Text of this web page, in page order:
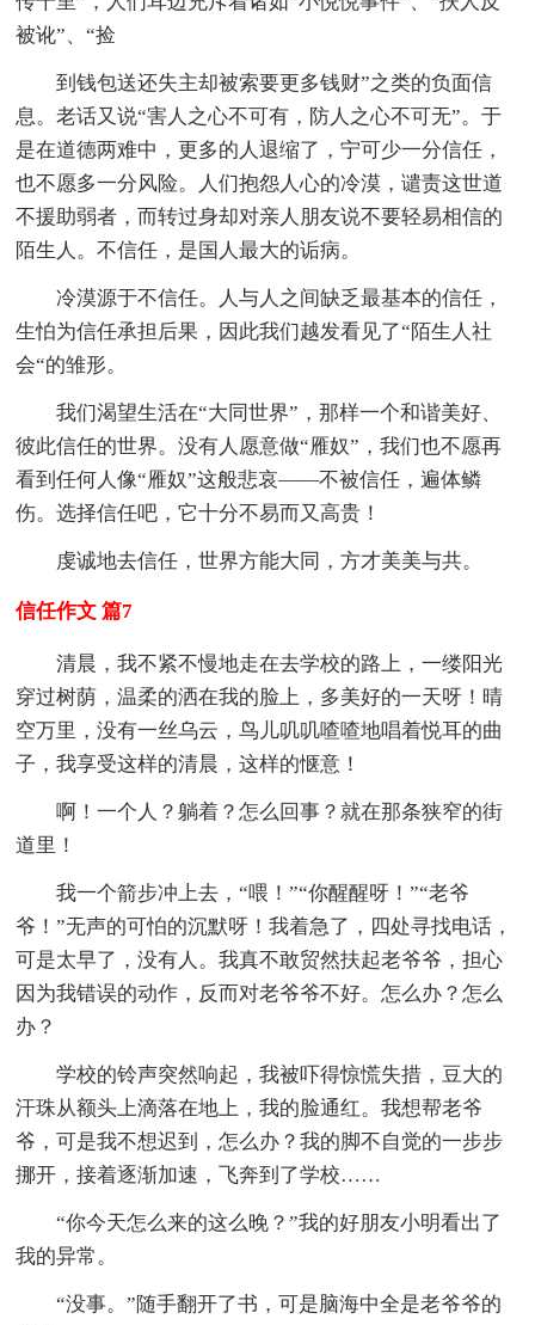
被讹”、“捡
到钱包送还失主却被索要更多钱财”之类的负面信
息。老话又说“害人之心不可有，防人之心不可无”。于
是在道德两难中，更多的人退缩了，宁可少一分信任，
也不愿多一分风险。人们抱怨人心的冷漠，谴责这世道
不援助弱者，而转过身却对亲人朋友说不要轻易相信的
陌生人。不信任，是国人最大的诟病。
冷漠源于不信任。人与人之间缺乏最基本的信任，
生怕为信任承担后果，因此我们越发看见了“陌生人社
会“的雏形。
我们渴望生活在“大同世界”，那样一个和谐美好、
彼此信任的世界。没有人愿意做“雁奴”，我们也不愿再
看到任何人像“雁奴”这般悲哀——不被信任，遍体鳞
伤。选择信任吧，它十分不易而又高贵！
虔诚地去信任，世界方能大同，方才美美与共。
信任作文 篇7
清晨，我不紧不慢地走在去学校的路上，一缕阳光
穿过树荫，温柔的洒在我的脸上，多美好的一天呀！晴
空万里，没有一丝乌云，鸟儿叽叽喳喳地唱着悦耳的曲
子，我享受这样的清晨，这样的惬意！
啊！一个人？躺着？怎么回事？就在那条狭窄的街
道里！
我一个箭步冲上去，“喂！”“你醒醒呀！”“老爷
爷！”无声的可怕的沉默呀！我着急了，四处寻找电话，
可是太早了，没有人。我真不敢贸然扶起老爷爷，担心
因为我错误的动作，反而对老爷爷不好。怎么办？怎么
办？
学校的铃声突然响起，我被吓得惊慌失措，豆大的
汗珠从额头上滴落在地上，我的脸通红。我想帮老爷
爷，可是我不想迟到，怎么办？我的脚不自觉的一步步
挪开，接着逐渐加速，飞奔到了学校……
“你今天怎么来的这么晚？”我的好朋友小明看出了
我的异常。
“没事。”随手翻开了书，可是脑海中全是老爷爷的